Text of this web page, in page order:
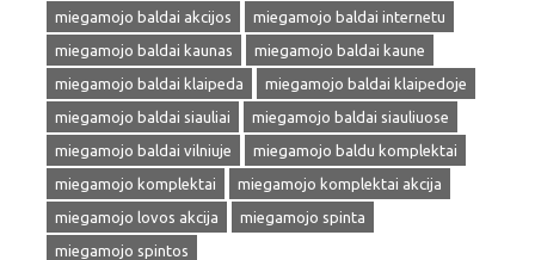
miegamojo baldai akcijos
miegamojo baldai internetu
miegamojo baldai kaunas
miegamojo baldai kaune
miegamojo baldai klaipeda
miegamojo baldai klaipedoje
miegamojo baldai siauliai
miegamojo baldai siauliuose
miegamojo baldai vilniuje
miegamojo baldu komplektai
miegamojo komplektai
miegamojo komplektai akcija
miegamojo lovos akcija
miegamojo spinta
miegamojo spintos